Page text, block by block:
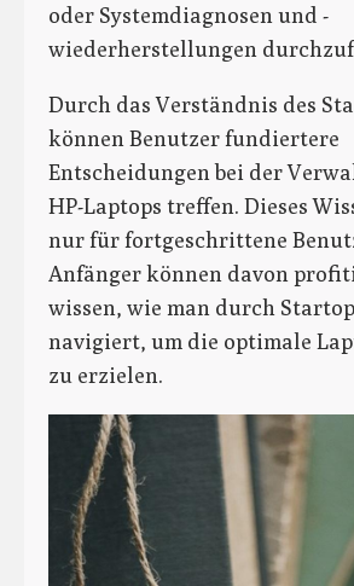
oder Systemdiagnosen und -
wiederherstellungen
Durch das Verständnis des
können Benutzer fundiertere
Entscheidungen bei der
HP-Laptops treffen. Dieses
nur für fortgeschrittene
Anfänger können davon
wissen, wie man durch
navigiert, um die optimale
zu erzielen.